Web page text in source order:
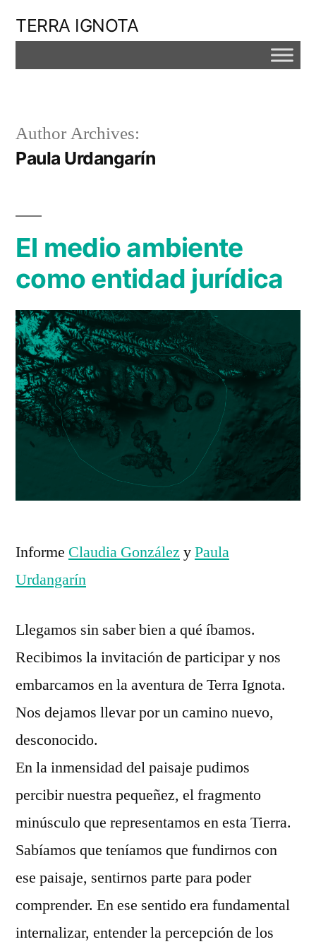
content
TERRA IGNOTA
Author Archives:
Paula Urdangarín
El medio ambiente
como entidad jurídica
Informe Claudia González yPaula
Urdangarín
Llegamos sin saber bien a qué íbamos.
Recibimos la invitación de participar y nos
embarcamos en la aventura de Terra Ignota.
Nos dejamos llevar por un camino nuevo,
desconocido.
En la inmensidad del paisaje pudimos
percibir nuestra pequeñez, el fragmento
minúsculo que representamos en esta Tierra.
Sabíamos que teníamos que fundirnos con
ese paisaje, sentirnos parte para poder
comprender. En ese sentido era fundamental
internalizar, entender la percepción de los